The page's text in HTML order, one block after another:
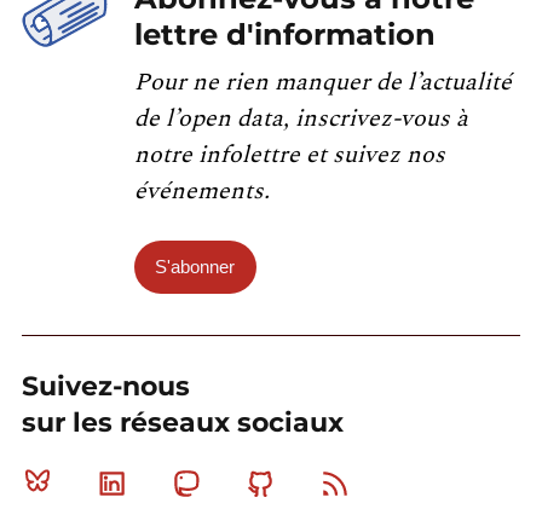
lettre d'information
Pour ne rien manquer de l’actualité
de l’open data, inscrivez-vous à
notre infolettre et suivez nos
événements.
S'abonner
Suivez-nous
sur les réseaux sociaux
Bluesky Linkedin MastodonGithub